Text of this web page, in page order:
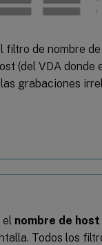
filtro de nombre
(del VDA donde
grabaciones
el nombre de host
Todos los